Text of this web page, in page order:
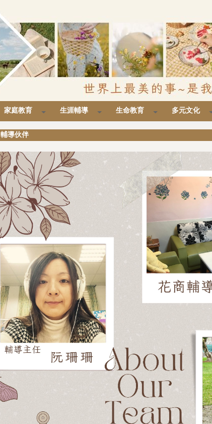
家庭教育 生涯輔導 生命教育 多元文化
輔導伙伴